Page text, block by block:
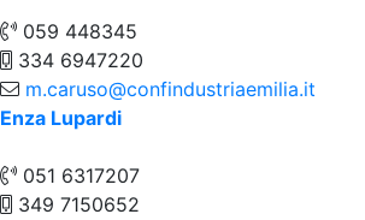
059 448345
334 6947220
m.caruso@confindustriaemilia.it
Enza Lupardi
051 6317207
349 7150652